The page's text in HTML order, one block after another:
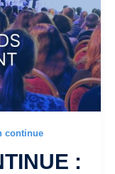
continue
: